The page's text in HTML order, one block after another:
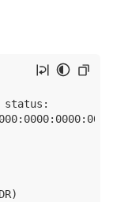
status: